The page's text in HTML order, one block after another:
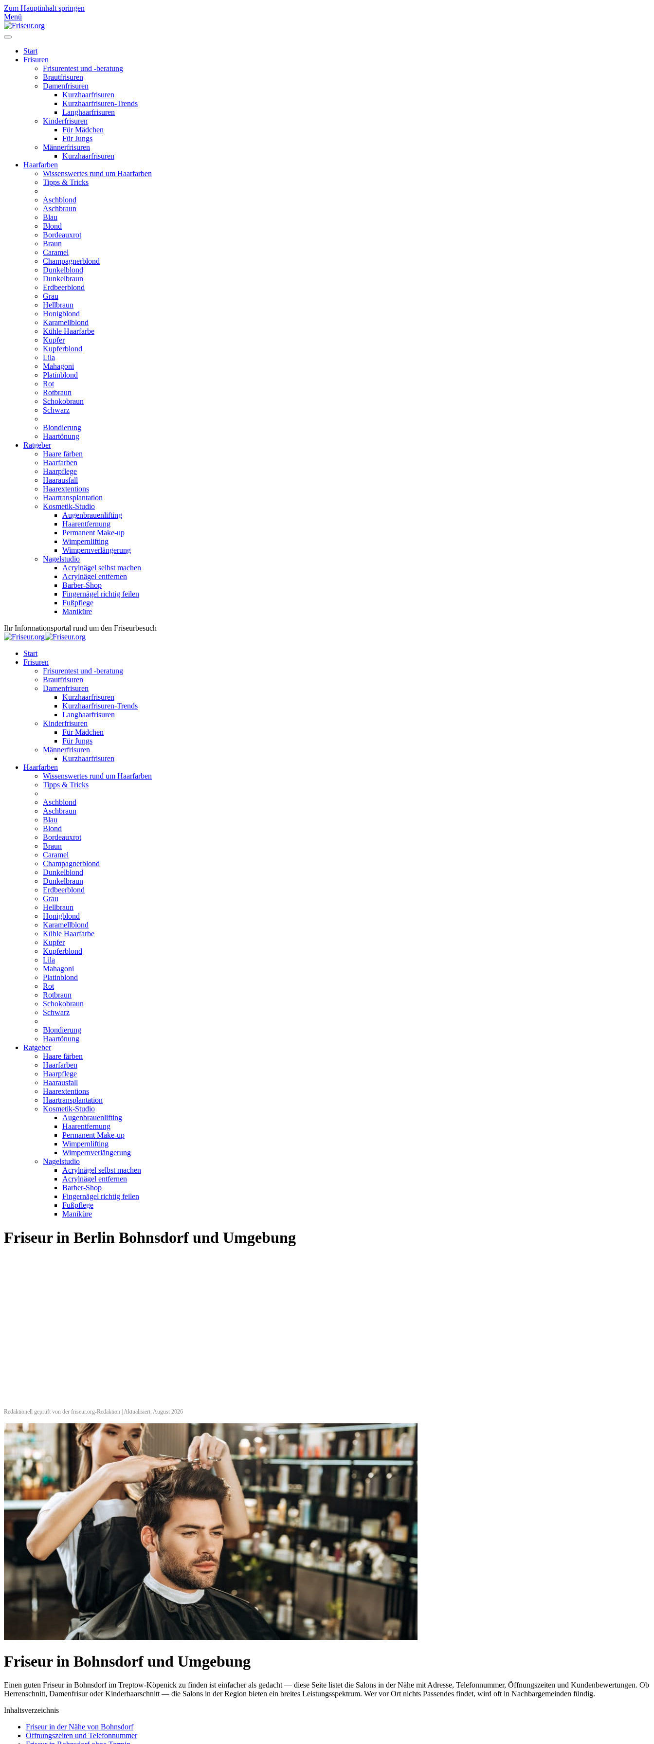
Zum Hauptinhalt springen
Menü
Start
Frisuren
Frisurentest und -beratung
Brautfrisuren
Damenfrisuren
Kurzhaarfrisuren
Kurzhaarfrisuren-Trends
Langhaarfrisuren
Kinderfrisuren
Für Mädchen
Für Jungs
Männerfrisuren
Kurzhaarfrisuren
Haarfarben
Wissenswertes rund um Haarfarben
Tipps & Tricks
Aschblond
Aschbraun
Blau
Blond
Bordeauxrot
Braun
Caramel
Champagnerblond
Dunkelblond
Dunkelbraun
Erdbeerblond
Grau
Hellbraun
Honigblond
Karamellblond
Kühle Haarfarbe
Kupfer
Kupferblond
Lila
Mahagoni
Platinblond
Rot
Rotbraun
Schokobraun
Schwarz
Blondierung
Haartönung
Ratgeber
Haare färben
Haarfarben
Haarpflege
Haarausfall
Haarextentions
Haartransplantation
Kosmetik-Studio
Augenbrauenlifting
Haarentfernung
Permanent Make-up
Wimpernlifting
Wimpernverlängerung
Nagelstudio
Acrylnägel selbst machen
Acrylnägel entfernen
Barber-Shop
Fingernägel richtig feilen
Fußpflege
Maniküre
Ihr Informationsportal rund um den Friseurbesuch
Start
Frisuren
Frisurentest und -beratung
Brautfrisuren
Damenfrisuren
Kurzhaarfrisuren
Kurzhaarfrisuren-Trends
Langhaarfrisuren
Kinderfrisuren
Für Mädchen
Für Jungs
Männerfrisuren
Kurzhaarfrisuren
Haarfarben
Wissenswertes rund um Haarfarben
Tipps & Tricks
Aschblond
Aschbraun
Blau
Blond
Bordeauxrot
Braun
Caramel
Champagnerblond
Dunkelblond
Dunkelbraun
Erdbeerblond
Grau
Hellbraun
Honigblond
Karamellblond
Kühle Haarfarbe
Kupfer
Kupferblond
Lila
Mahagoni
Platinblond
Rot
Rotbraun
Schokobraun
Schwarz
Blondierung
Haartönung
Ratgeber
Haare färben
Haarfarben
Haarpflege
Haarausfall
Haarextentions
Haartransplantation
Kosmetik-Studio
Augenbrauenlifting
Haarentfernung
Permanent Make-up
Wimpernlifting
Wimpernverlängerung
Nagelstudio
Acrylnägel selbst machen
Acrylnägel entfernen
Barber-Shop
Fingernägel richtig feilen
Fußpflege
Maniküre
Friseur in Berlin Bohnsdorf und Umgebung
Redaktionell geprüft von der friseur.org-Redaktion | Aktualisiert: August 2026
Friseur in Bohnsdorf und Umgebung
Einen guten Friseur in Bohnsdorf im Treptow-Köpenick zu finden ist einfacher als gedacht — diese Seite listet die Salons in der Nähe mit Adresse, Telefonnummer, Öffnungszeiten und Kundenbewertungen. Ob
Herrenschnitt, Damenfrisur oder Kinderhaarschnitt — die Salons in der Region bieten ein breites Leistungsspektrum. Wer vor Ort nichts Passendes findet, wird oft in Nachbargemeinden fündig.
Inhaltsverzeichnis
Friseur in der Nähe von Bohnsdorf
Öffnungszeiten und Telefonnummer